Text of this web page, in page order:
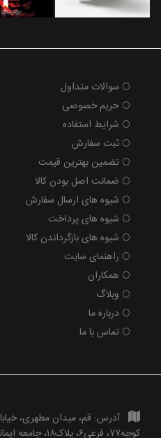
سوالات متداول
حریم خصوصی
شرایط استفاده
ثبت سفارش
تضمین بهترین قیمت
ضمانت اصل بودن کالا
شیوه های ارسال سفارش
شیوه های پرداخت
شیوه های بازگرداندن کالا
راهنمای سایت
همکاران
وبلاگ
درباره ما
تماس با ما
آدرس: قم، میدان مطهری،
کوچه۷۷، فرعی۶، پلاک۱۸، جامعه ایمانی مشعر